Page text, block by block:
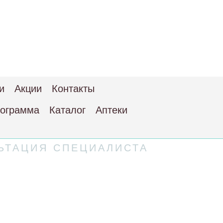
Акции
Контакты
Каталог Аптеки
СПЕЦИАЛИСТА